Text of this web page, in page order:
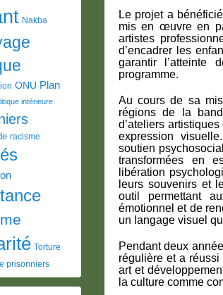
Le projet a
mis en œuvre en
artistes
d’encadrer les
garantir l’atteinte
programme.
Au cours de sa
régions de la
d’ateliers
expression
soutien
transformées en
libération
leurs souvenirs et
outil permettant
émotionnel et de
un langage visuel
Pendant deux
régulière et a
art et
la culture comme
Nakba
ONU Plan
intérieure
racisme
Torture
prisonniers